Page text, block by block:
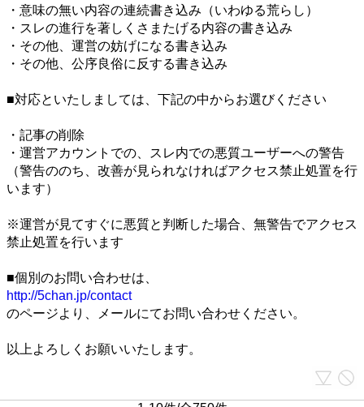
・意味の無い内容の連続書き込み（いわゆる荒らし）
・スレの進行を著しくさまたげる内容の書き込み
・その他、運営の妨げになる書き込み
・その他、公序良俗に反する書き込み
■対応といたしましては、下記の中からお選びください
・記事の削除
・運営アカウントでの、スレ内での悪質ユーザーへの警告
（警告ののち、改善が見られなければアクセス禁止処置を行
います）
※運営が見てすぐに悪質と判断した場合、無警告でアクセス
禁止処置を行います
■個別のお問い合わせは、
http://5chan.jp/contact
のページより、メールにてお問い合わせください。
以上よろしくお願いいたします。